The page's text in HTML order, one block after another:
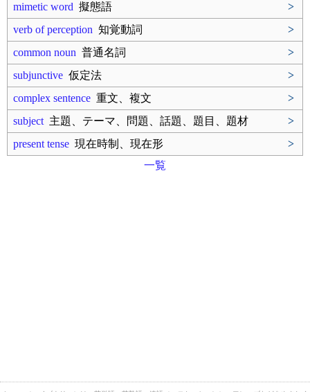
mimetic word 擬態語
>
verb of perception 知覚動詞
>
common noun 普通名詞
>
subjunctive 仮定法
>
complex sentence 重文、複文
>
subject 主題、テーマ、問題、話題、題目、題材
>
present tense 現在時制、現在形
>
一覧